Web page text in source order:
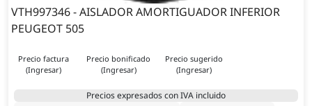
VTH997346 - AISLADOR AMORTIGUADOR INFERIOR
PEUGEOT 505
Precio factura
(Ingresar)
Precio bonificado
(Ingresar)
Precio sugerido
(Ingresar)
Precios expresados con IVA incluido